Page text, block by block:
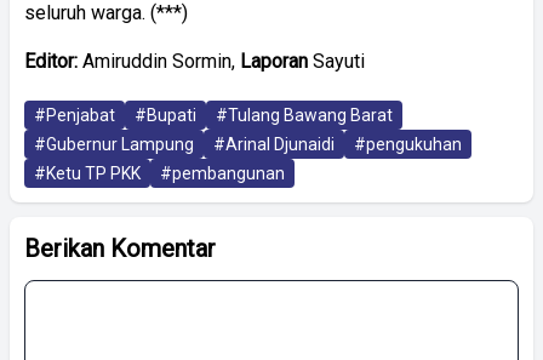
seluruh warga. (***)
Editor: Amiruddin Sormin, Laporan Sayuti
#Penjabat #Bupati
#Tulang Bawang Barat
#Gubernur Lampung
#Arinal Djunaidi
#pengukuhan
#Ketu TP PKK
#pembangunan
Berikan Komentar